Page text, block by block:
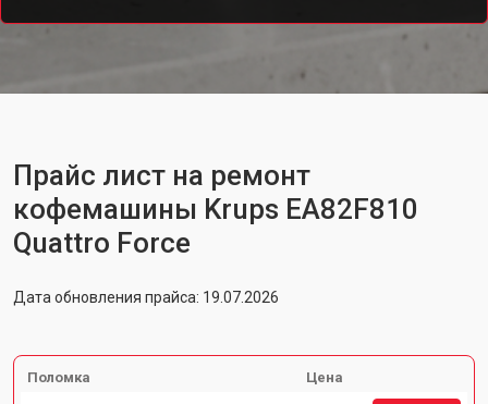
Прайс лист на ремонт
кофемашины Krups EA82F810
Quattro Force
Дата обновления прайса: 19.07.2026
Поломка Цена